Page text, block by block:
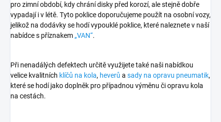
pro zimní období, kdy chrání disky před korozí, ale stejně dobře
vypadají i v létě. Tyto poklice doporučujeme použít na osobní vozy,
jelikož na dodávky se hodí vypouklé poklice, které naleznete v naší
nabídce s příznakem„VAN“.
Při nenadálých defektech určitě využijete také naši nabídkou
velice kvalitních klíčů na kola, heverů a sady na opravu pneumatik,
které se hodí jako doplněk pro případnou výměnu či opravu kola
na cestách.